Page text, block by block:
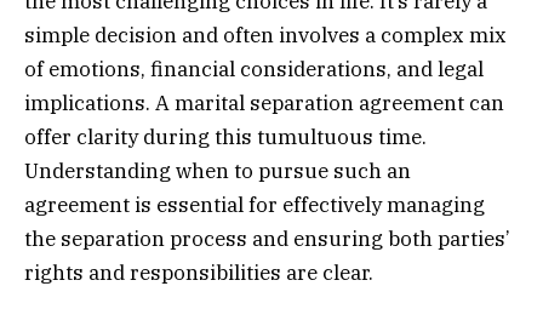
simple decision and often involves a complex mix
of emotions, financial considerations, and legal
implications. A marital separation agreement can
offer clarity during this tumultuous time.
Understanding when to pursue such an
agreement is essential for effectively managing
the separation process and ensuring both parties’
rights and responsibilities are clear.